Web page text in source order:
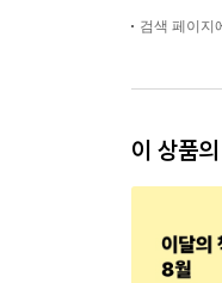
검색 페이지
이 상품